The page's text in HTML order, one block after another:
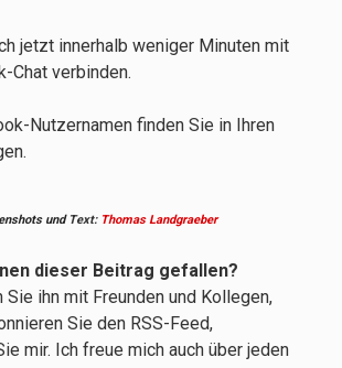
jetzt innerhalb weniger Minuten mit
Chat verbinden.
Nutzernamen finden Sie in Ihren
und Text: Thomas Landgraeber
dieser Beitrag gefallen?
Sie ihn mit Freunden und Kollegen,
Sie den RSS-Feed,
mir. Ich freue mich auch über jeden